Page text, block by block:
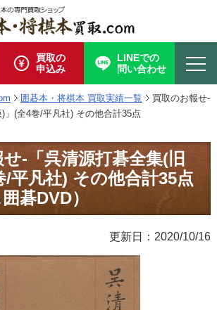
買取の
申込み
LINEでの
問い合わせ
囲碁本・将棋本 買取実績一覧
買取のお報せ-
)」(全4巻/平凡社) その他合計35点
-「呉清源打碁全集(旧
/平凡社) その他合計35点
碁DVD）
更新日：2020/10/16